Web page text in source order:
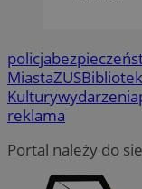
policja
MiastaZUS
Kulturywydarzenia
reklama
Portal należy do